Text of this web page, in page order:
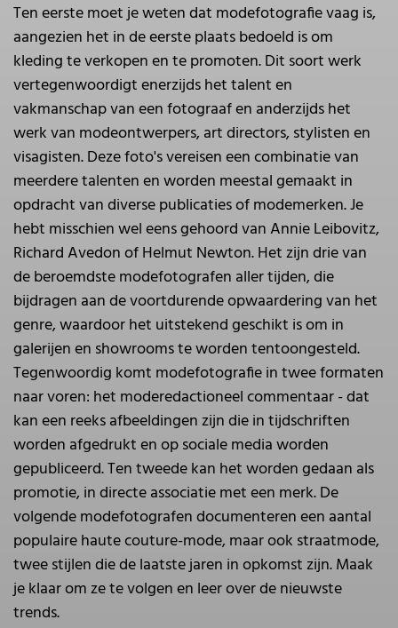
Ten eerste moet je weten dat modefotografie vaag is,
aangezien het in de eerste plaats bedoeld is om
kleding te verkopen en te promoten. Dit soort werk
vertegenwoordigt enerzijds het talent en
vakmanschap van een fotograaf en anderzijds het
werk van modeontwerpers, art directors, stylisten en
visagisten. Deze foto's vereisen een combinatie van
meerdere talenten en worden meestal gemaakt in
opdracht van diverse publicaties of modemerken. Je
hebt misschien wel eens gehoord van Annie Leibovitz,
Richard Avedon of Helmut Newton. Het zijn drie van
de beroemdste modefotografen aller tijden, die
bijdragen aan de voortdurende opwaardering van het
genre, waardoor het uitstekend geschikt is om in
galerijen en showrooms te worden tentoongesteld.
Tegenwoordig komt modefotografie in twee formaten
naar voren: het moderedactioneel commentaar - dat
kan een reeks afbeeldingen zijn die in tijdschriften
worden afgedrukt en op sociale media worden
gepubliceerd. Ten tweede kan het worden gedaan als
promotie, in directe associatie met een merk. De
volgende modefotografen documenteren een aantal
populaire haute couture-mode, maar ook straatmode,
twee stijlen die de laatste jaren in opkomst zijn. Maak
je klaar om ze te volgen en leer over de nieuwste
trends.